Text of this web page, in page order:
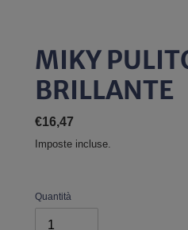
MIKY
BRILLANTE
Prezzo
di
€16,47
Imposte incluse.
Quantità